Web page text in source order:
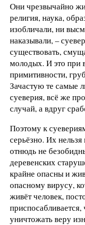
Они чрезвычайно
религия, наука,
изобличали, ни
наказывали, –
существовать,
молодых. И это при
примитивности,
Зачастую те самые
суеверия, всё же
случай, а вдруг
Поэтому к
серьёзно. Их
отнюдь не
деревенских
крайне опасны и
опасному вирусу,
живёт человек,
приспосабливается,
уничтожать веру